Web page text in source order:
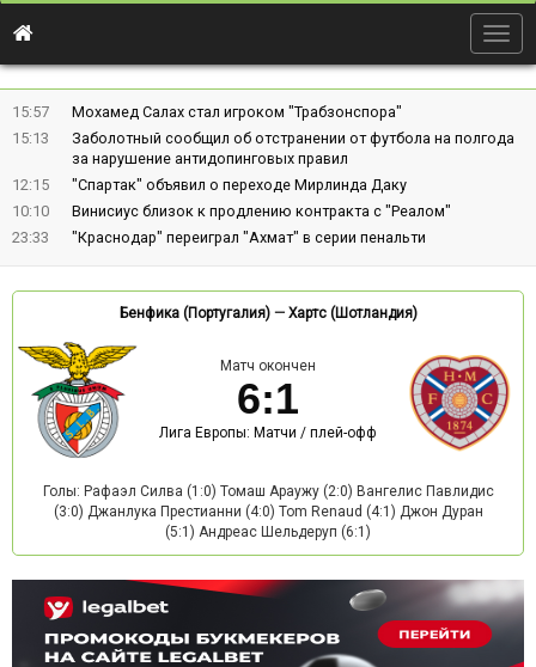
15:57
Мохамед Салах стал игроком "Трабзонспора"
15:13
Заболотный сообщил об отстранении от футбола на полгода
за нарушение антидопинговых правил
12:15
"Спартак" объявил о переходе Мирлинда Даку
10:10
Винисиус близок к продлению контракта с "Реалом"
23:33
"Краснодар" переиграл "Ахмат" в серии пенальти
Бенфика (Португалия)— Хартс (Шотландия)
Матч окончен
6:1
Лига Европы: Матчи / плей-офф
Голы: Рафаэл Силва (1:0) Томаш Араужу (2:0) Вангелис Павлидис
(3:0) Джанлука Престианни (4:0) Tom Renaud (4:1) Джон Дуран
(5:1) Андреас Шельдеруп (6:1)